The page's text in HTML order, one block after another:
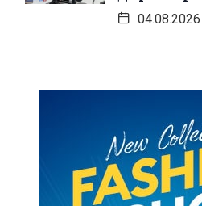
04.08.2026